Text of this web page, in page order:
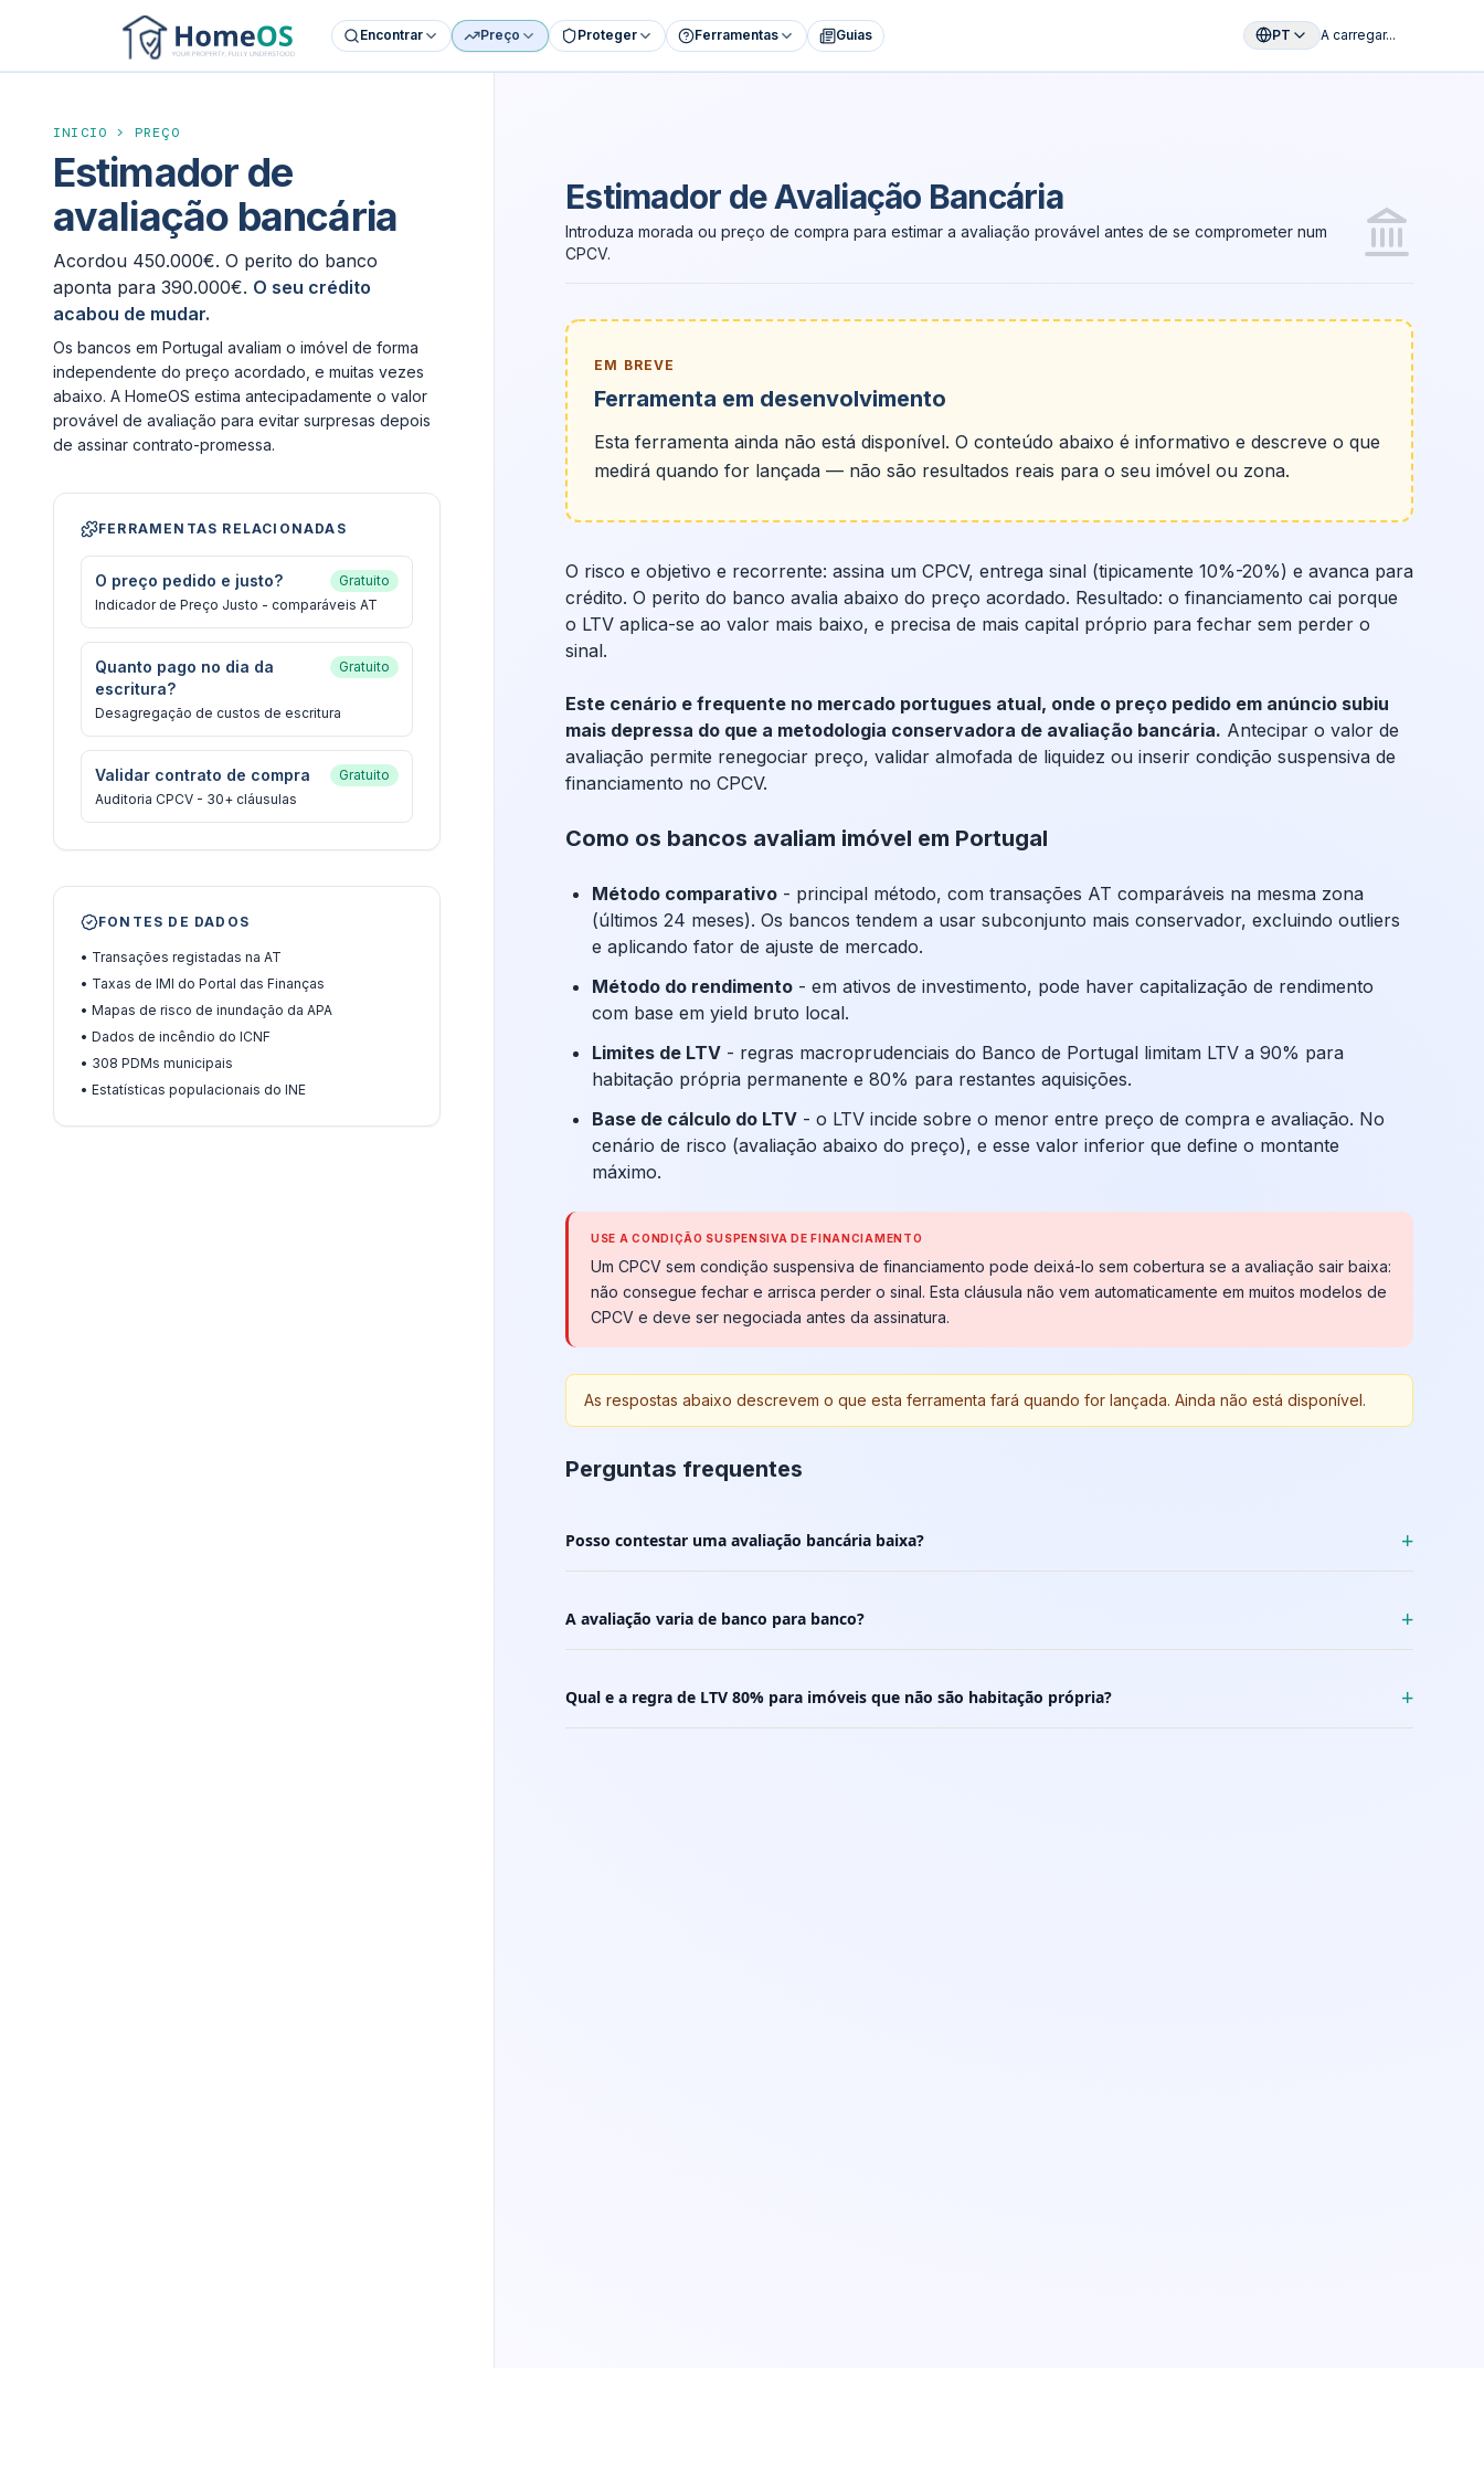
Encontrar Preço Proteger Ferramentas Guias PT A carregar...
INICIO > PREÇO
Estimador de
avaliação bancária
Acordou 450.000€. O perito do banco
aponta para 390.000€. O seu crédito
acabou de mudar.
Os bancos em Portugal avaliam o imóvel de forma
independente do preço acordado, e muitas vezes
abaixo. A HomeOS estima antecipadamente o valor
provável de avaliação para evitar surpresas depois
de assinar contrato-promessa.
FERRAMENTAS RELACIONADAS
O preço pedido e justo?
Gratuito
Indicador de Preço Justo - comparáveis AT
Quanto pago no dia da
escritura?
Gratuito
Desagregação de custos de escritura
Validar contrato de compra
Gratuito
Auditoria CPCV - 30+ cláusulas
FONTES DE DADOS
• Transações registadas na AT
• Taxas de IMI do Portal das Finanças
• Mapas de risco de inundação da APA
• Dados de incêndio do ICNF
• 308 PDMs municipais
• Estatísticas populacionais do INE
Estimador de avaliação bancária
Estimador de Avaliação Bancária
Introduza morada ou preço de compra para estimar a avaliação provável antes de se comprometer num
CPCV.
EM BREVE
Ferramenta em desenvolvimento
Esta ferramenta ainda não está disponível. O conteúdo abaixo é informativo e descreve o que
medirá quando for lançada — não são resultados reais para o seu imóvel ou zona.
O risco e objetivo e recorrente: assina um CPCV, entrega sinal (tipicamente 10%-20%) e avanca para
crédito. O perito do banco avalia abaixo do preço acordado. Resultado: o financiamento cai porque
o LTV aplica-se ao valor mais baixo, e precisa de mais capital próprio para fechar sem perder o
sinal.
Este cenário e frequente no mercado portugues atual, onde o preço pedido em anúncio subiu
mais depressa do que a metodologia conservadora de avaliação bancária. Antecipar o valor de
avaliação permite renegociar preço, validar almofada de liquidez ou inserir condição suspensiva de
financiamento no CPCV.
Como os bancos avaliam imóvel em Portugal
Método comparativo - principal método, com transações AT comparáveis na mesma zona
(últimos 24 meses). Os bancos tendem a usar subconjunto mais conservador, excluindo outliers
e aplicando fator de ajuste de mercado.
Método do rendimento - em ativos de investimento, pode haver capitalização de rendimento
com base em yield bruto local.
Limites de LTV - regras macroprudenciais do Banco de Portugal limitam LTV a 90% para
habitação própria permanente e 80% para restantes aquisições.
Base de cálculo do LTV - o LTV incide sobre o menor entre preço de compra e avaliação. No
cenário de risco (avaliação abaixo do preço), e esse valor inferior que define o montante
máximo.
USE A CONDIÇÃO SUSPENSIVA DE FINANCIAMENTO
Um CPCV sem condição suspensiva de financiamento pode deixá-lo sem cobertura se a avaliação sair baixa:
não consegue fechar e arrisca perder o sinal. Esta cláusula não vem automaticamente em muitos modelos de
CPCV e deve ser negociada antes da assinatura.
As respostas abaixo descrevem o que esta ferramenta fará quando for lançada. Ainda não está disponível.
Perguntas frequentes
Posso contestar uma avaliação bancária baixa? +
A avaliação varia de banco para banco? +
Qual e a regra de LTV 80% para imóveis que não são habitação própria? +